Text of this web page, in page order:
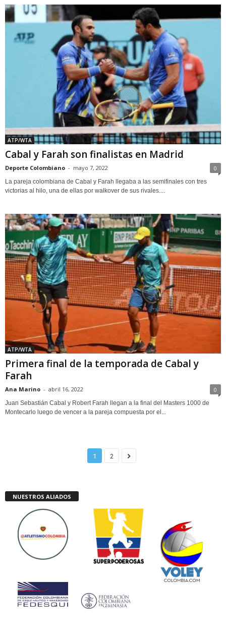
ATP/WTA
Cabal y Farah son finalistas en Madrid
Deporte Colombiano - mayo 7, 2022 0
La pareja colombiana de Cabal y Farah llegaba a las semifinales con tres
victorias al hilo, una de ellas por walkover de sus rivales....
ATP/WTA
Primera final de la temporada de Cabal y
Farah
Ana Marino - abril 16, 2022 0
Juan Sebastián Cabal y Robert Farah llegan a la final del Masters 1000 de
Montecarlo luego de vencer a la pareja compuesta por el...
1 2
NUESTROS ALIADOS